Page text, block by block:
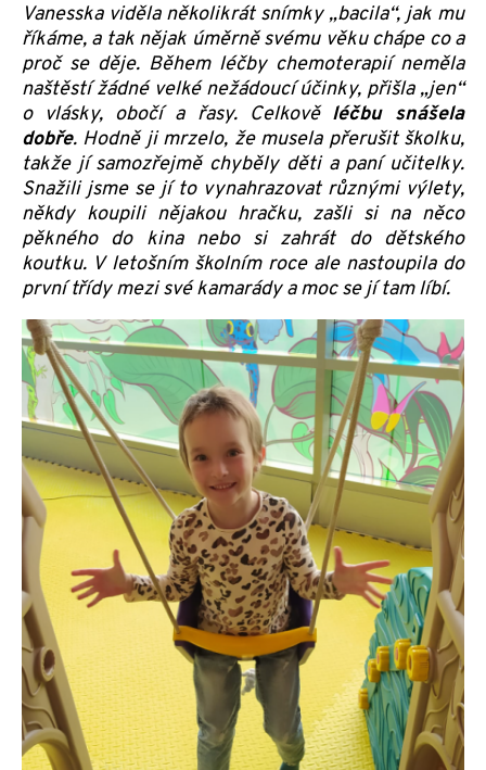
Vanesska viděla několikrát snímky „bacila“, jak mu
říkáme, a tak nějak úměrně svému věku chápe co a
proč se děje. Během léčby chemoterapií neměla
naštěstí žádné velké nežádoucí účinky, přišla „jen“
o vlásky, obočí a řasy. Celkově léčbu snášela
dobře. Hodně ji mrzelo, že musela přerušit školku,
takže jí samozřejmě chyběly děti a paní učitelky.
Snažili jsme se jí to vynahrazovat různými výlety,
někdy koupili nějakou hračku, zašli si na něco
pěkného do kina nebo si zahrát do dětského
koutku. V letošním školním roce ale nastoupila do
první třídy mezi své kamarády a moc se jí tam líbí.